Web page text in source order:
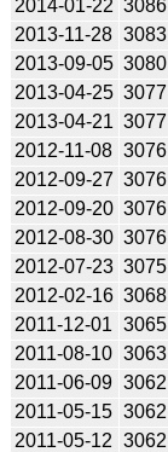
2014-01-22 3086
2013-11-28 3083
2013-09-05 3080
2013-04-25 3077
2013-04-21 3077
2012-11-08 3076
2012-09-27 3076
2012-09-20 3076
2012-08-30 3076
2012-07-23 3075
2012-02-16 3068
2011-12-01 3065
2011-08-10 3063
2011-06-09 3062
2011-05-15 3062
2011-05-12 3062